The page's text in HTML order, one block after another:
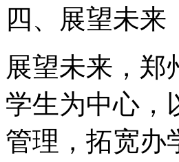
四、展望未来
展望未来，郑
学生为中心，
管理，拓宽办